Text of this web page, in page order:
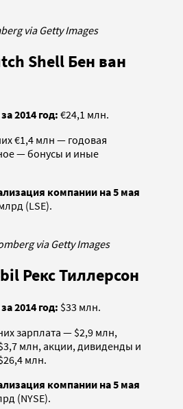
via Getty Images
Shell Бен ван
2014 год: €24,1 млн.
€1,4 млн — годовая
— бонусы и иные
компании на 5 мая
(LSE).
via Getty Images
Рекс Тиллерсон
2014 год: $33 млн.
зарплата — $2,9 млн,
млн, акции, дивиденды и
млн.
компании на 5 мая
(NYSE).